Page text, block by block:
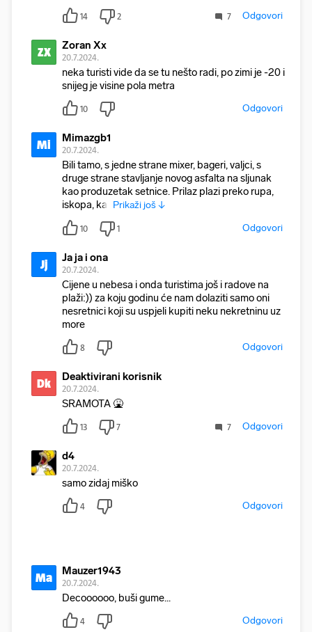
14 2 7 Odgovori
ZX Zoran Xx
20.7.2024.
neka turisti vide da se tu nešto radi, po zimi je -20 i
snijeg je visine pola metra
10 Odgovori
Mi Mimazgb1
20.7.2024.
Bili tamo, s jedne strane mixer, bageri, valjci, s
druge strane stavljanje novog asfalta na sljunak
kao produzetak setnice. Prilaz plazi preko rupa,
iskopa, kat Prikaži još ↓
10 1 Odgovori
Jj Ja ja i ona
20.7.2024.
Cijene u nebesa i onda turistima još i radove na
plaži:)) za koju godinu će nam dolaziti samo oni
nesretnici koji su uspjeli kupiti neku nekretninu uz
more
8 Odgovori
Dk Deaktivirani korisnik
20.7.2024.
SRAMOTA 🤮
13 7 7 Odgovori
d4
20.7.2024.
samo zidaj miško
4 Odgovori
Ma Mauzer1943
20.7.2024.
Decoooooo, buši gume...
4 Odgovori